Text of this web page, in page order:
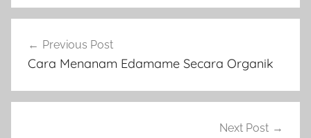
pos
Previous Post
Cara Menanam Edamame Secara Organik
Next Post